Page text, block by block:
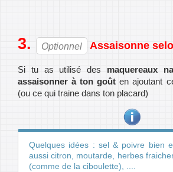
Optionnel Assaisonne
Si tu as utilisé des maquereaux
assaisonner à ton goût en ajoutant
(ou ce qui traine dans ton placard)
Quelques idées : sel & poivre bien
aussi citron, moutarde, herbes
(comme de la ciboulette), ....